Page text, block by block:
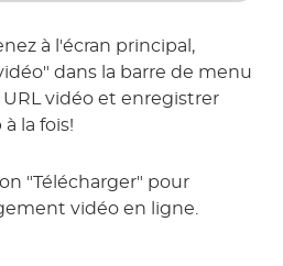
à l'écran principal,
dans la barre de menu
vidéo et enregistrer
la fois!
"Télécharger" pour
vidéo en ligne.